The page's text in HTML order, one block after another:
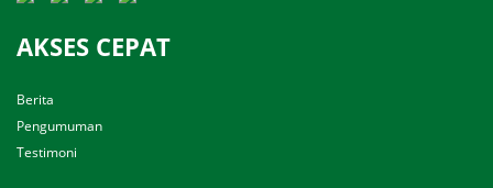
AKSES CEPAT
Berita
Pengumuman
Testimoni